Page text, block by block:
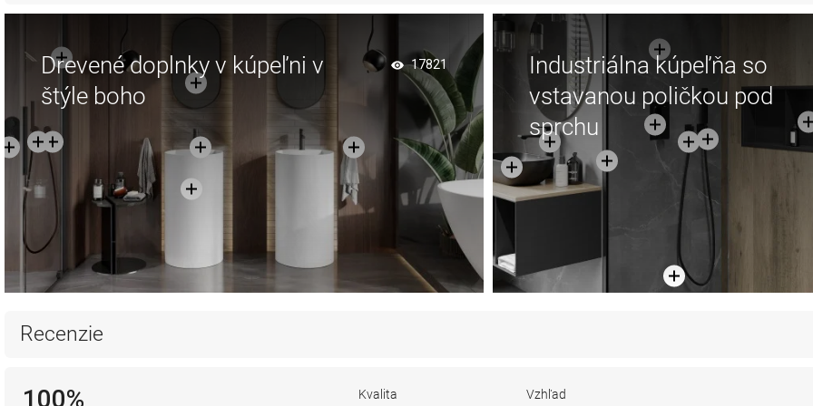
Drevené doplnky v kúpeľni v
štýle boho
17821
Industriálna kúpeľňa so
vstavanou poličkou pod
sprchu
Recenzie
100% Kvalita Vzhľad